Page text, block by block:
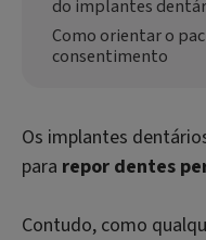
do implantes
Como orientar o
consentimento
Os implantes
para repor dentes
Contudo, como